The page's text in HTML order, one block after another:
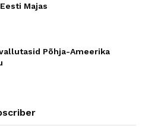
Majas
Põhja-Ameerika